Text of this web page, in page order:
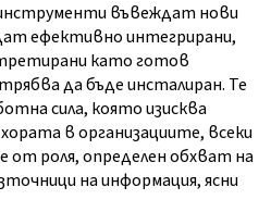
въвеждат нови
ефективно интегрирани,
като готов
да бъде инсталиран. Те
сила, която изисква
в организациите, всеки
от роля, определен обхват на
на информация, ясни